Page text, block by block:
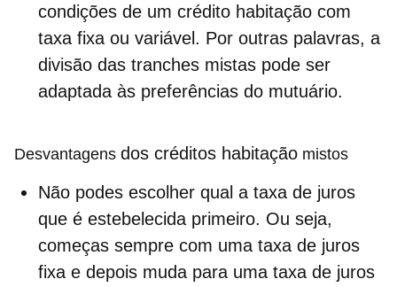
condições de um crédito habitação com
taxa fixa ou variável. Por outras palavras, a
divisão das tranches mistas pode ser
adaptada às preferências do mutuário.
Desvantagens dos créditos habitação mistos
Não podes escolher qual a taxa de juros
que é estebelecida primeiro. Ou seja,
começas sempre com uma taxa de juros
fixa e depois muda para uma taxa de juros